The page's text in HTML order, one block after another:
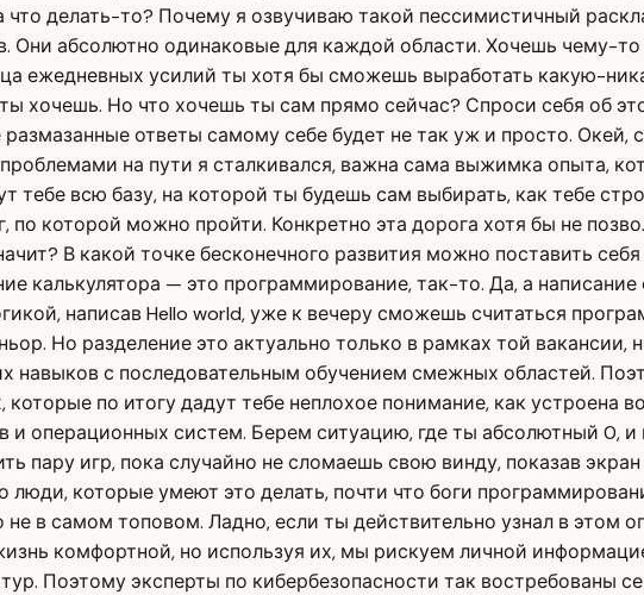
делать-то? Почему я озвучиваю такой пессимистичный
Они абсолютно одинаковые для каждой области. Хочешь чему-
ежедневных усилий ты хотя бы сможешь выработать какую-
хочешь. Но что хочешь ты сам прямо сейчас? Спроси себя об
ответы самому себе будет не так уж и просто. Окей,
на пути я сталкивался, важна сама выжимка опыта,
тебе всю базу, на которой ты будешь сам выбирать, как тебе
которой можно пройти. Конкретно эта дорога хотя бы не
В какой точке бесконечного развития можно поставить
калькулятора — это программирование, так-то. Да, а
написав Hello world, уже к вечеру сможешь считаться
Но разделение это актуально только в рамках той
навыков с последовательным обучением смежных областей.
по итогу дадут тебе неплохое понимание, как
и операционных систем. Берем ситуацию, где ты абсолютный 0,
пару игр, пока случайно не сломаешь свою винду, показав
люди, которые умеют это делать, почти что боги
в самом топовом. Ладно, если ты действительно узнал в этом
комфортной, но используя их, мы рискуем личной
Поэтому эксперты по кибербезопасности так востребованы